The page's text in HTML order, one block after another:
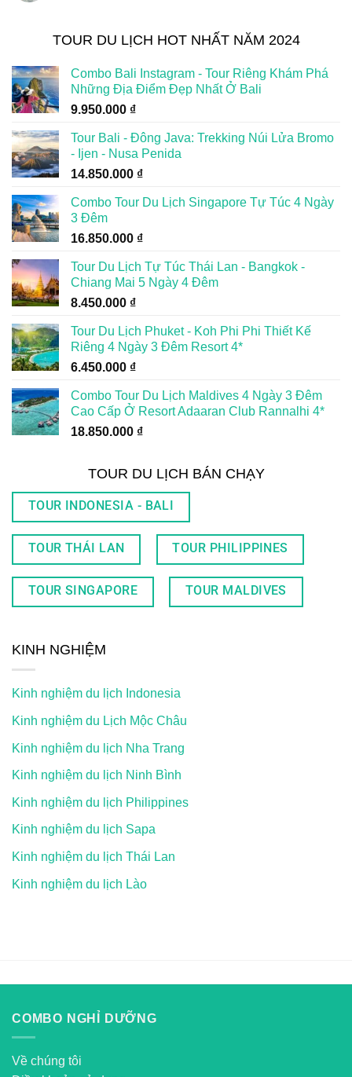
TOUR DU LỊCH HOT NHẤT NĂM 2024
Combo Bali Instagram - Tour Riêng Khám Phá
Những Địa Điểm Đẹp Nhất Ở Bali
9.950.000 ₫
Tour Bali - Đông Java: Trekking Núi Lửa Bromo
- Ijen - Nusa Penida
14.850.000 ₫
Combo Tour Du Lịch Singapore Tự Túc 4 Ngày
3 Đêm
16.850.000 ₫
Tour Du Lịch Tự Túc Thái Lan - Bangkok -
Chiang Mai 5 Ngày 4 Đêm
8.450.000 ₫
Tour Du Lịch Phuket - Koh Phi Phi Thiết Kế
Riêng 4 Ngày 3 Đêm Resort 4*
6.450.000 ₫
Combo Tour Du Lịch Maldives 4 Ngày 3 Đêm
Cao Cấp Ở Resort Adaaran Club Rannalhi 4*
18.850.000 ₫
TOUR DU LỊCH BÁN CHẠY
TOUR INDONESIA - BALI
TOUR THÁI LAN TOUR PHILIPPINES
TOUR SINGAPORE TOUR MALDIVES
KINH NGHIỆM
Kinh nghiệm du lịch Indonesia
Kinh nghiệm du Lịch Mộc Châu
Kinh nghiệm du lịch Nha Trang
Kinh nghiệm du lịch Ninh Bình
Kinh nghiệm du lịch Philippines
Kinh nghiệm du lịch Sapa
Kinh nghiệm du lịch Thái Lan
Kinh nghiệm du lịch Lào
COMBO NGHỈ DƯỠNG
Về chúng tôi